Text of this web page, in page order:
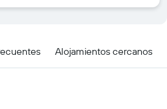
Alojamientos cercanos